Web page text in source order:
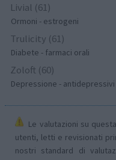
Livial (61)
Ormoni - estrogeni
Trulicity (61)
Diabete - farmaci orali
Zoloft (60)
Depressione - antidepressivi
Le valutazioni su
utenti, letti e revisionati
nostri standard di